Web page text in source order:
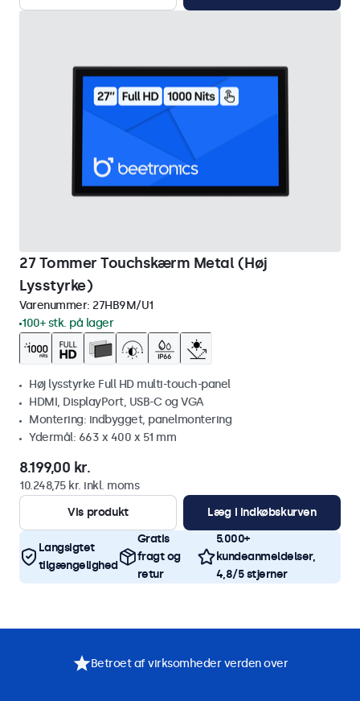
27 Tommer Touchskærm Metal (Høj
Lysstyrke)
Varenummer: 27HB9M/U1
100+ stk. på lager
Høj lysstyrke Full HD multi-touch-panel
HDMI, DisplayPort, USB-C og VGA
Montering: indbygget, panelmontering
Ydermål: 663 x 400 x 51 mm
8.199,00 kr.
10.248,75 kr. inkl. moms
Vis produkt
Læg i indkøbskurven
Langsigtet
tilgængelighed
Gratis
fragt og
retur
5.000+
kundeanmeldelser,
4,8/5 stjerner
Betroet af virksomheder verden over